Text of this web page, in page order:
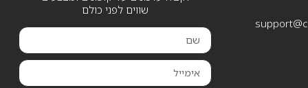
שווים לפני כולם